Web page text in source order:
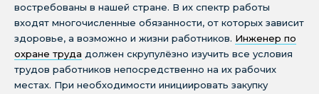
востребованы в нашей стране. В их спектр работы
входят многочисленные обязанности, от которых зависит
здоровье, а возможно и жизни работников. Инженер по
охране труда должен скрупулёзно изучить все условия
трудов работников непосредственно на их рабочих
местах. При необходимости инициировать закупку